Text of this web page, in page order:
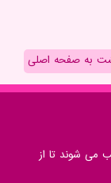
به صفحه اصلی
می شوند تا از